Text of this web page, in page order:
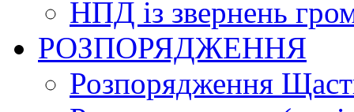
НПД із звернень
РОЗПОРЯДЖЕННЯ
Розпорядження